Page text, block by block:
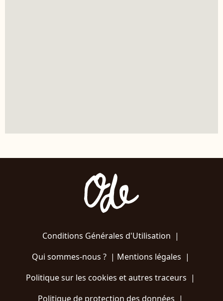
Conditions Générales d'Utilisation |
Qui sommes-nous ?| Mentions légales |
Politique sur les cookies et autres traceurs |
Politique de protection des données |